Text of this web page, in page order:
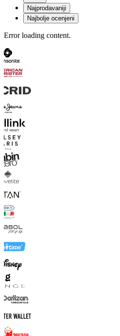
Najprodavaniji
Najbolje ocenjeni
Error loading content.